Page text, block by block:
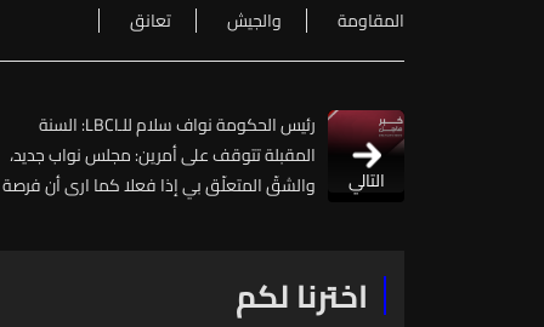
المقاومة
والجيش تعانق
التالي
رئيس الحكومة نواف سلام للـLBCI: السنة
المقبلة تتوقف على أمرين: مجلس نواب جديد،
والشقّ المتعلّق بي إذا فعلا كما ارى أن فرصة
اخترنا لكم